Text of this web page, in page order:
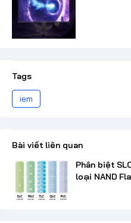
Tags
iem
Bài viết liên quan
Phân biệt
loại NAND